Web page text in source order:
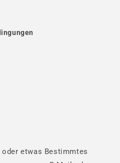
oder etwas Bestimmtes